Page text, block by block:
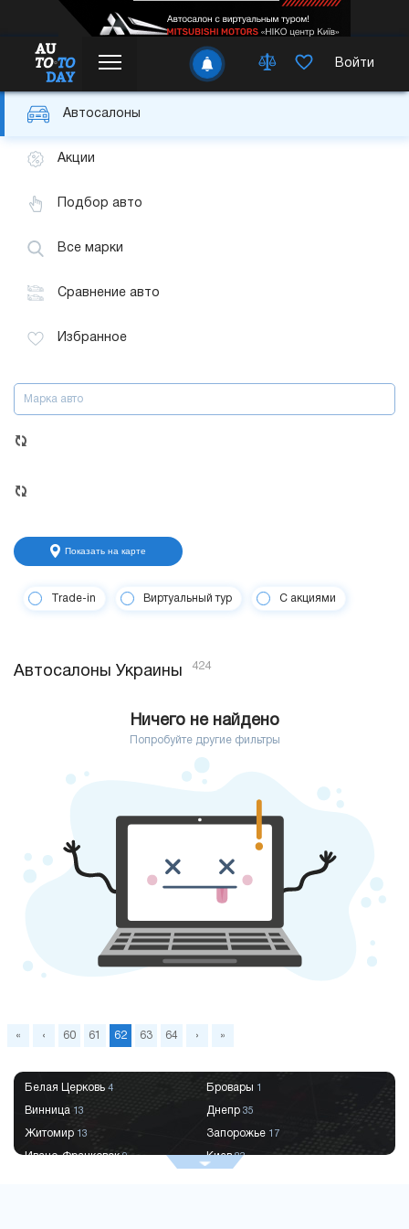
Войти
Автосалоны
Акции
Подбор авто
Все марки
Сравнение авто
Избранное
Марка авто
Показать на карте
Trade-in Виртуальный тур С акциями
Автосалоны Украины 424
Ничего не найдено
Попробуйте другие фильтры
« ‹ 60 61 62 63 64 › »
Белая Церковь 4 Бровары 1
Винница 13 Днепр 35
Житомир 13 Запорожье 17
Ивано-Франковск9 Киев83